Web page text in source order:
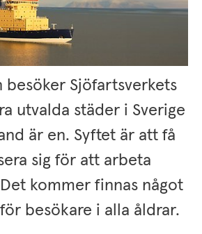
besöker Sjöfartsverkets
utvalda städer i Sverige
är en. Syftet är att få
sig för att arbeta
kommer finnas något
besökare i alla åldrar.